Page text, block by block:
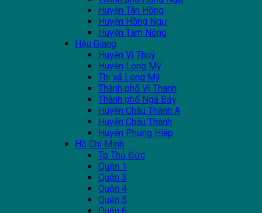
Huyện Tân Hồng
Huyện Hồng Ngự
Huyện Tam Nông
Hậu Giang
Huyện Vị Thuỷ
Huyện Long Mỹ
Thị xã Long Mỹ
Thành phố Vị Thanh
Thành phố Ngã Bảy
Huyện Châu Thành A
Huyện Châu Thành
Huyện Phụng Hiệp
Hồ Chí Minh
Tp Thủ Đức
Quận 1
Quận 3
Quận 4
Quận 5